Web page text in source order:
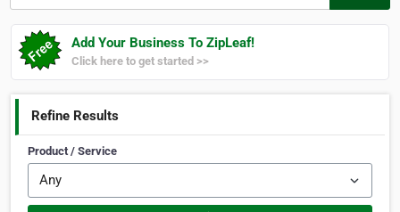
Add Your Business To ZipLeaf!
Click here to get started >>
Refine Results
Product / Service